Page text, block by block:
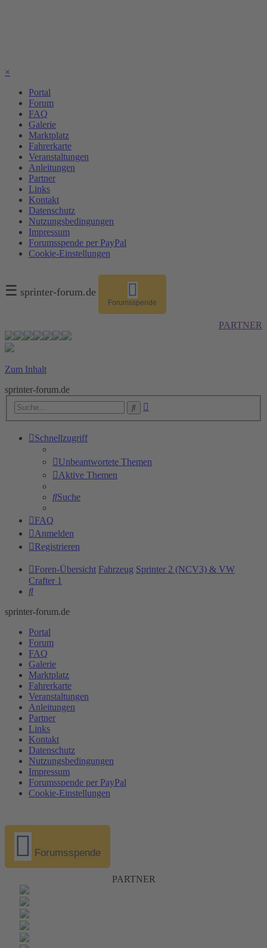
×
Portal
Forum
FAQ
Galerie
Marktplatz
Fahrerkarte
Veranstaltungen
Anleitungen
Partner
Links
Kontakt
Datenschutz
Nutzungsbedingungen
Impressum
Forumsspende per PayPal
Cookie-Einstellungen
☰ sprinter-forum.de
Forumsspende
PARTNER
Zum Inhalt
sprinter-forum.de
Suche
Schnellzugriff
Unbeantwortete Themen
Aktive Themen
Suche
FAQ
Anmelden
Registrieren
Foren-Übersicht Fahrzeug Sprinter 2 (NCV3) & VW
Crafter 1
Suche
sprinter-forum.de
Portal
Forum
FAQ
Galerie
Marktplatz
Fahrerkarte
Veranstaltungen
Anleitungen
Partner
Links
Kontakt
Datenschutz
Nutzungsbedingungen
Impressum
Forumsspende per PayPal
Cookie-Einstellungen
Forumsspende
PARTNER